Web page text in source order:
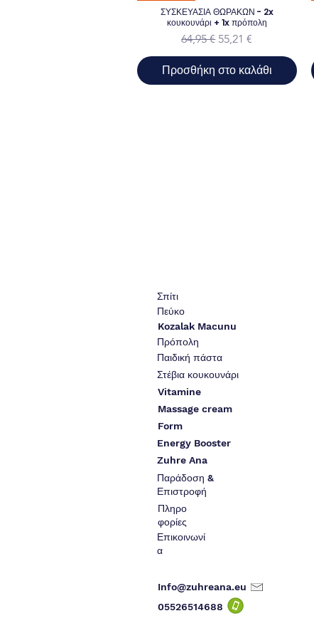
ΣΥΣΚΕΥΑΣΙΑ ΘΩΡΑΚΩΝ - 2x
κουκουνάρι + 1x πρόπολη
Κανονική τιμή
64,95 € Τιμή Έκπτωσης
55,21 €
Προσθήκη στο καλάθι
Σπίτι
Πεύκο
Kozalak Macunu
Πρόπολη
Παιδική πάστα
Στέβια κουκουνάρι
Vitamine
Massage cream
Form
Energy Booster
Zuhre Ana
Παράδοση &
Επιστροφή
Πληρο
φορίες
Επικοινωνί
α
Info@zuhreana.eu
05526514688